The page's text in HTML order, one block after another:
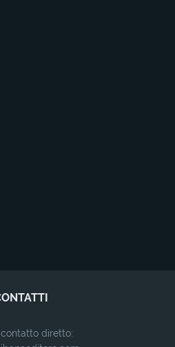
contatto diretto: